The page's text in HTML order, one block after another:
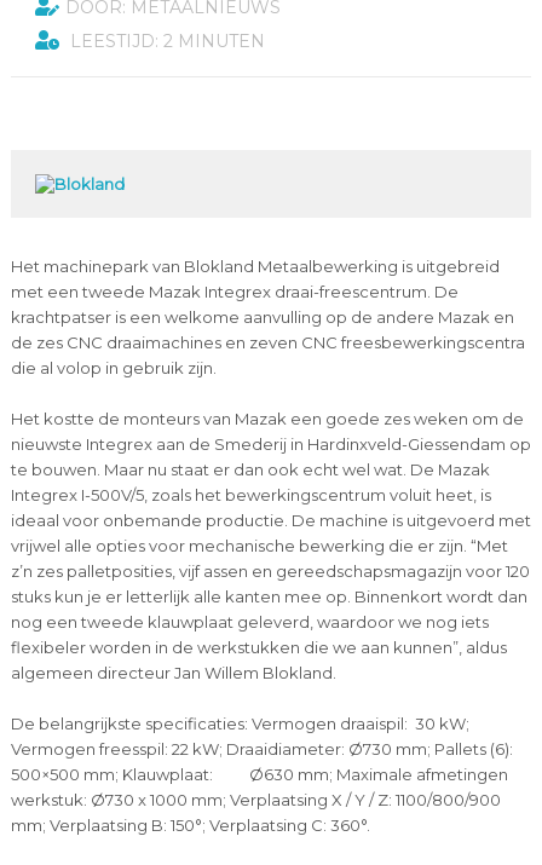
DOOR: METAALNIEUWS
LEESTIJD: 2 MINUTEN
Het machinepark van Blokland Metaalbewerking is uitgebreid
met een tweede Mazak Integrex draai-freescentrum. De
krachtpatser is een welkome aanvulling op de andere Mazak en
de zes CNC draaimachines en zeven CNC freesbewerkingscentra
die al volop in gebruik zijn.
Het kostte de monteurs van Mazak een goede zes weken om de
nieuwste Integrex aan de Smederij in Hardinxveld-Giessendam op
te bouwen. Maar nu staat er dan ook echt wel wat. De Mazak
Integrex I-500V/5, zoals het bewerkingscentrum voluit heet, is
ideaal voor onbemande productie. De machine is uitgevoerd met
vrijwel alle opties voor mechanische bewerking die er zijn. “Met
z’n zes palletposities, vijf assen en gereedschapsmagazijn voor 120
stuks kun je er letterlijk alle kanten mee op. Binnenkort wordt dan
nog een tweede klauwplaat geleverd, waardoor we nog iets
flexibeler worden in de werkstukken die we aan kunnen”, aldus
algemeen directeur Jan Willem Blokland.
De belangrijkste specificaties: Vermogen draaispil: 30 kW;
Vermogen freesspil: 22 kW; Draaidiameter: Ø730 mm; Pallets (6):
500×500 mm; Klauwplaat: Ø630 mm; Maximale afmetingen
werkstuk: Ø730 x 1000 mm; Verplaatsing X / Y / Z: 1100/800/900
mm; Verplaatsing B: 150°; Verplaatsing C: 360°.